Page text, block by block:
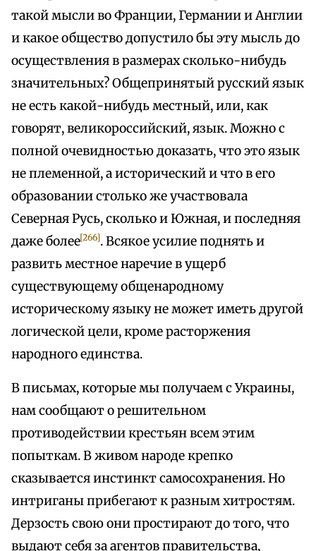
такой мысли во Франции, Германии и Англии
и какое общество допустило бы эту мысль до
осуществления в размерах сколько-нибудь
значительных? Общепринятый русский язык
не есть какой-нибудь местный, или, как
говорят, великороссийский, язык. Можно с
полной очевидностью доказать, что это язык
не племенной, а исторический и что в его
образовании столько же участвовала
Северная Русь, сколько и Южная, и последняя
даже более[266]. Всякое усилие поднять и
развить местное наречие в ущерб
существующему общенародному
историческому языку не может иметь другой
логической цели, кроме расторжения
народного единства.
В письмах, которые мы получаем с Украины,
нам сообщают о решительном
противодействии крестьян всем этим
попыткам. В живом народе крепко
сказывается инстинкт самосохранения. Но
интриганы прибегают к разным хитростям.
Дерзость свою они простирают до того, что
выдают себя за агентов правительства,